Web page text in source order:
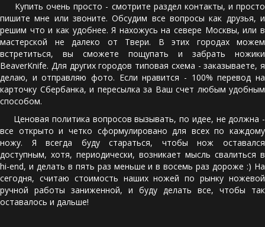
Купить очень просто - смотрите раздел контакты, и просто
пишите мне или звоните. Обсудим все вопросы как друзья, и
решим что и как удобнее. Я нахожусь на севере Москвы, или в
мастерской не далеко от Твери. В этих городах можем
встретиться, вы сможете пощупать и забрать ножики
BeaverKnife. Для других городов типовая схема - заказываете, я
делаю, и отправляю фото. Если нравится - 100% перевод на
карточку Сбербанка, и пересылка за Ваш счет любым удобным
способом.
Ценовая политика вопросов вызывать, по идее, не должна -
все открыто и четко сформулировано для всех по каждому
ножу. Я всегда буду стараться, чтобы нож оставался
доступным, хотя, периодически, возникает мысль свалиться в
hi-end, и делать в пять раз меньше и в восемь раз дороже :) На
сегодня, считаю стоимость наших ножей по рынку ножевой
ручной работы заниженной, и буду делать все, чтобы так
оставалось и дальше!